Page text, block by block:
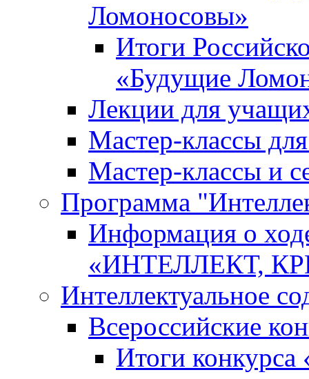
Ломоносовы»
Итоги
«Будущие
Лекции для
Мастер-классы
Мастер-классы и
Программа
Информация о
«ИНТЕЛЛЕКТ,
Интеллектуальное
Всероссийские
Итоги конкурса